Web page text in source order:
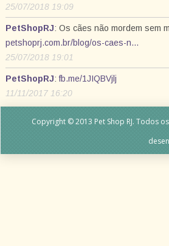
25/07/2018 19:09
PetShopRJ: Os cães não mordem sem
petshoprj.com.br/blog/os-caes-n…
25/07/2018 19:01
PetShopRJ:fb.me/1JIQBVjlj
11/11/2017 16:20
Copyright © 2013 Pet Shop RJ. Todos